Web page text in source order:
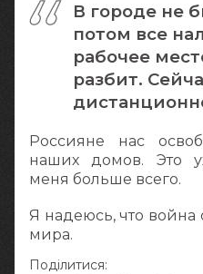
В городе не
потом все
рабочее
разбит.
Россияне нас
наших домов. Это
меня больше всего.
Я надеюсь, что война
мира.
Поділитися: